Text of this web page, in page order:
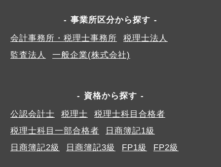
事業所区分から探す
会計事務所・税理士事務所
税理士法人
監査法人
一般企業(株式会社)
資格から探す
公認会計士
税理士
税理士科目合格者
税理士科目一部合格者
日商簿記1級
日商簿記2級
日商簿記3級 FP1級 FP2級